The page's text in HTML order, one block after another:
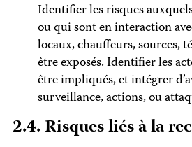
Identifier les risques
ou qui sont en interaction
locaux, chauffeurs, sources,
être exposés. Identifier les
être impliqués, et intégrer
surveillance, actions, ou
2.4. Risques liés à la